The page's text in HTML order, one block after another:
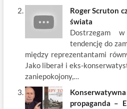
Roger Scruton
świata
Dostrzegam
tendencję do
między reprezentantami
Jako liberał i eks-
zaniepokojony,…
propaganda –